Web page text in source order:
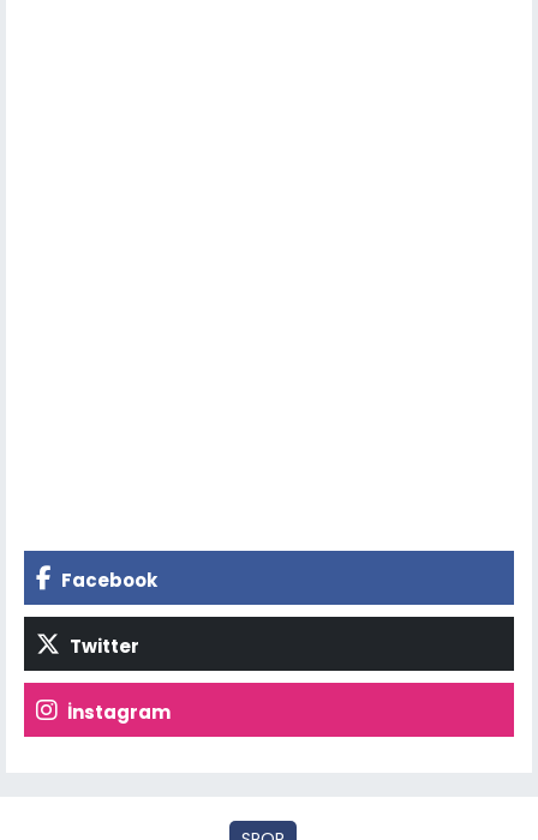
Facebook
Twitter
İnstagram